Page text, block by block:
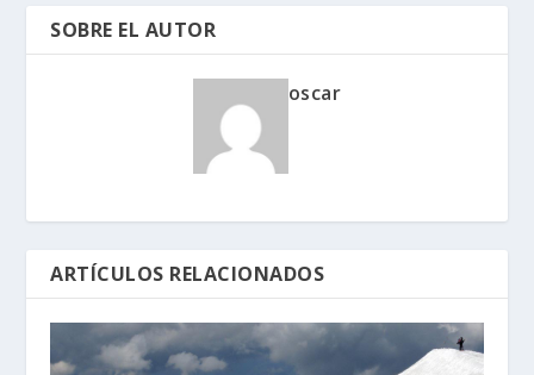
SOBRE EL AUTOR
oscar
ARTÍCULOS RELACIONADOS